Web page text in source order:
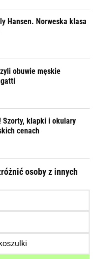
Hansen. Norweska klasa
obuwie męskie
Szorty, klapki i okulary
cenach
osoby z innych